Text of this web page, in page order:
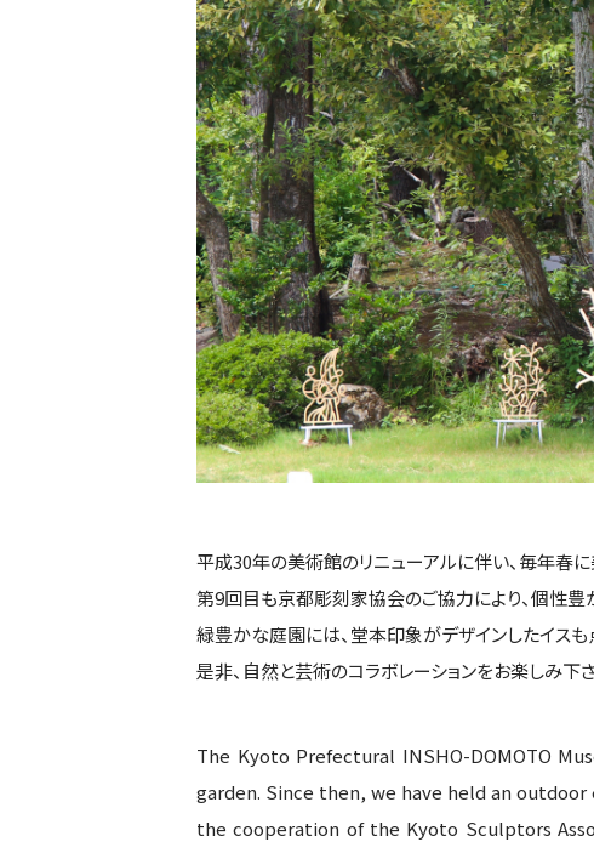
平成30年の美術館のリニューアルに伴い、毎年春
第9回目も京都彫刻家協会のご協力により、個性豊
緑豊かな庭園には、堂本印象がデザインしたイスも
是非、自然と芸術のコラボレーションをお楽しみ下さ
The Kyoto Prefectural INSHO-DOMOTO
garden. Since then, we have held an
the cooperation of the Kyoto Sculptors